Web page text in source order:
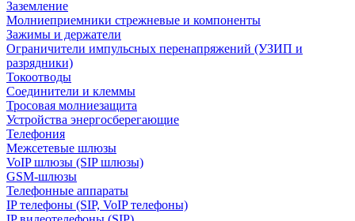
Заземление
Молниеприемники стрежневые и компоненты
Зажимы и держатели
Ограничители импульсных перенапряжений (УЗИП и
разрядники)
Токоотводы
Соединители и клеммы
Тросовая молниезащита
Устройства энергосберегающие
Телефония
Межсетевые шлюзы
VoIP шлюзы (SIP шлюзы)
GSM-шлюзы
Телефонные аппараты
IP телефоны (SIP, VoIP телефоны)